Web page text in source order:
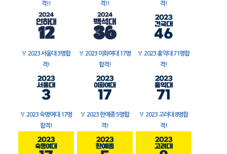
격!!
격!!
격!
🏅 2023 서울대 3명합
격!
🏅 2023 이화여대 17명
합격!
🏅 2023 홍익대 71명합
격!
🏅 2023 숙명여대 17명
합격!
🏅 2023 한예종 5명합
격!
🏅 2023 고려대 8명합
격!